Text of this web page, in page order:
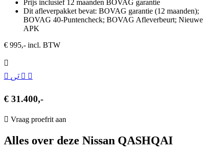
Prijs inclusief 12 maanden BOVAG garantie
Dit afleverpakket bevat: BOVAG garantie (12 maanden);
BOVAG 40-Puntencheck; BOVAG Afleverbeurt; Nieuwe
APK
€ 995,- incl. BTW
€ 31.400,-
Vraag proefrit aan
Alles over deze Nissan QASHQAI